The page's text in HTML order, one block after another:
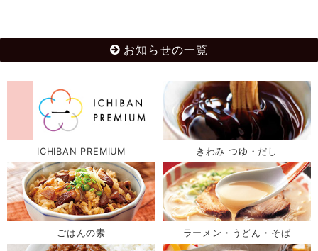
お知らせの一覧
ICHIBAN PREMIUM きわみ つゆ・だし
ごはんの素 ラーメン・うどん・そば